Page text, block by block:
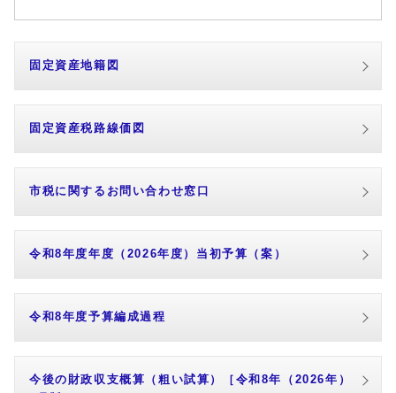
固定資産地籍図
固定資産税路線価図
市税に関するお問い合わせ窓口
令和8年度年度（2026年度）当初予算（案）
令和8年度予算編成過程
今後の財政収支概算（粗い試算）［令和8年（2026年）